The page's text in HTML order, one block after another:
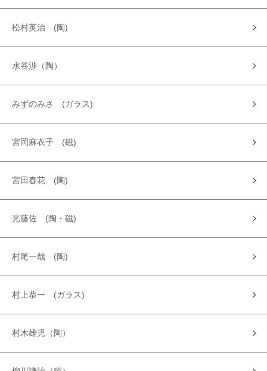
松村英治 (陶)
水谷渉（陶）
みずのみさ (ガラス)
宮岡麻衣子 (磁)
宮田春花 (陶)
光藤佐 (陶・磁)
村尾一哉 (陶)
村上恭一 (ガラス)
村木雄児（陶）